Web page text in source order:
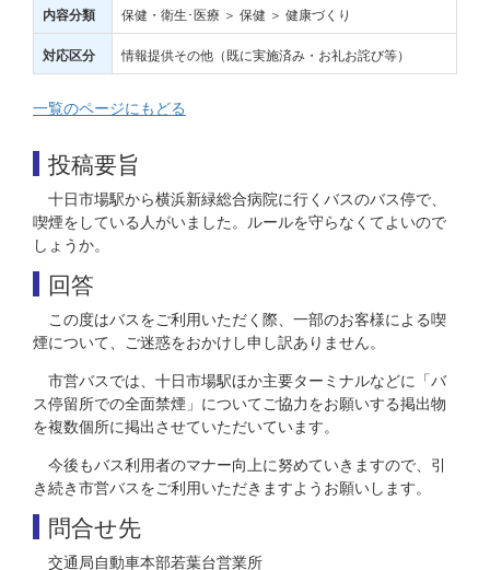
内容分類 保健・衛生･医療 ＞ 保健 ＞ 健康づくり
対応区分 情報提供その他（既に実施済み・お礼お詫び等）
一覧のページにもどる
投稿要旨
十日市場駅から横浜新緑総合病院に行くバスのバス停で、
喫煙をしている人がいました。ルールを守らなくてよいので
しょうか。
回答
この度はバスをご利用いただく際、一部のお客様による喫
煙について、ご迷惑をおかけし申し訳ありません。
市営バスでは、十日市場駅ほか主要ターミナルなどに「バ
ス停留所での全面禁煙」についてご協力をお願いする掲出物
を複数個所に掲出させていただいています。
今後もバス利用者のマナー向上に努めていきますので、引
き続き市営バスをご利用いただきますようお願いします。
問合せ先
交通局自動車本部若葉台営業所